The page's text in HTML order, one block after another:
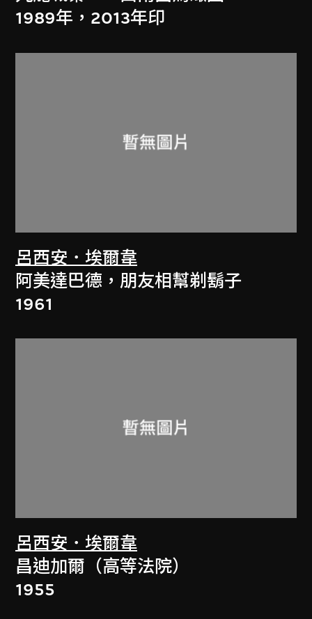
1989年，2013年印
呂西安．埃爾韋
阿美達巴德，朋友相幫剃鬍子
1961
呂西安．埃爾韋
昌迪加爾（高等法院）
1955